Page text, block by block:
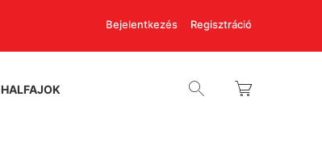
Bejelentkezés Regisztráció
HALFAJOK